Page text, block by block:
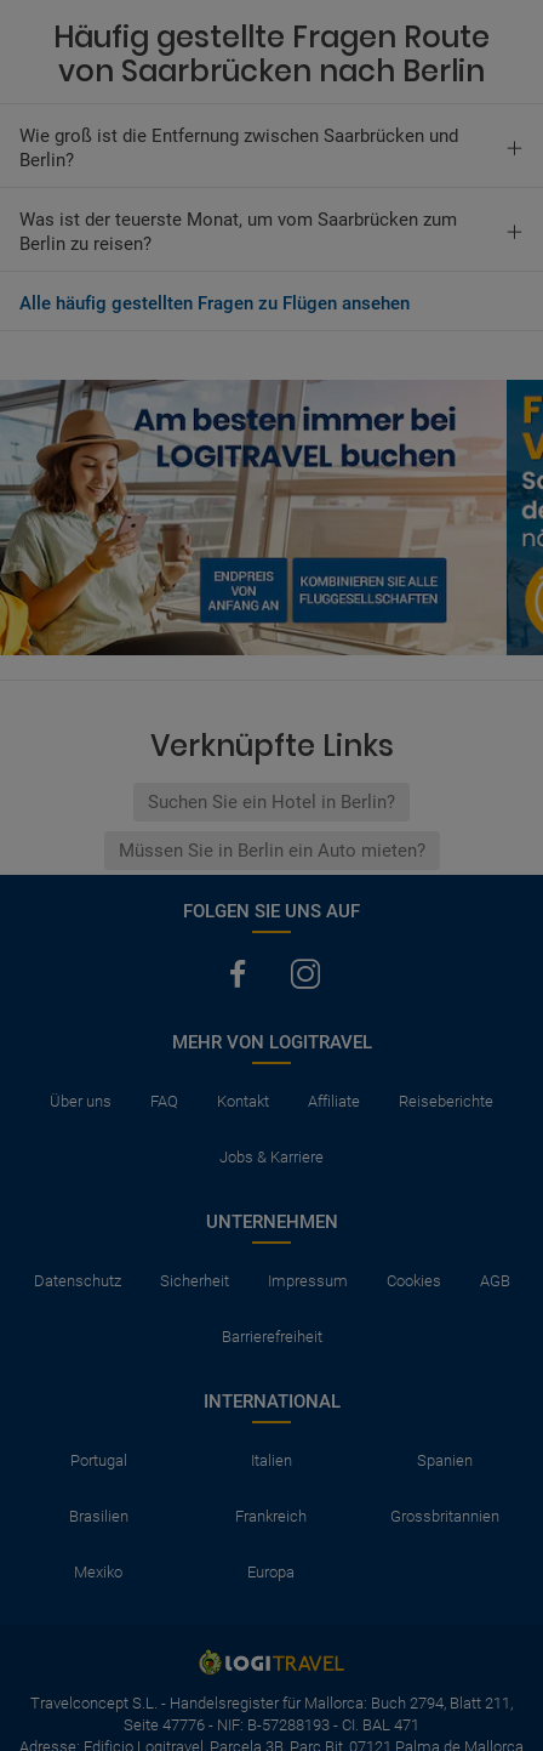
Häufig gestellte Fragen Route
von Saarbrücken nach Berlin
Wie groß ist die Entfernung zwischen Saarbrücken und
Berlin?
Was ist der teuerste Monat, um vom Saarbrücken zum
Berlin zu reisen?
Alle häufig gestellten Fragen zu Flügen ansehen
Verknüpfte Links
Suchen Sie ein Hotel in Berlin?
Müssen Sie in Berlin ein Auto mieten?
FOLGEN SIE UNS AUF
MEHR VON LOGITRAVEL
Über uns FAQ Kontakt Affiliate Reiseberichte
Jobs & Karriere
UNTERNEHMEN
Datenschutz Sicherheit Impressum Cookies AGB
Barrierefreiheit
INTERNATIONAL
Portugal Italien Spanien
Brasilien Frankreich Grossbritannien
Mexiko Europa
Travelconcept S.L. - Handelsregister für Mallorca: Buch 2794, Blatt 211,
Seite 47776 - NIF: B-57288193 - CI. BAL 471
Adresse: Edificio Logitravel, Parcela 3B, Parc Bit, 07121 Palma de Mallorca